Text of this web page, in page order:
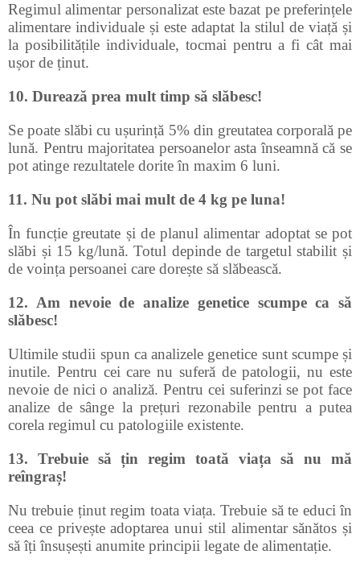
Regimul alimentar personalizat este bazat pe preferințele
alimentare individuale și este adaptat la stilul de viață și
la posibilitățile individuale, tocmai pentru a fi cât mai
ușor de ținut.
10. Durează prea mult timp să slăbesc!
Se poate slăbi cu ușurință 5% din greutatea corporală pe
lună. Pentru majoritatea persoanelor asta înseamnă că se
pot atinge rezultatele dorite în maxim 6 luni.
11. Nu pot slăbi mai mult de 4 kg pe luna!
În funcție greutate și de planul alimentar adoptat se pot
slăbi și 15 kg/lună. Totul depinde de targetul stabilit și
de voința persoanei care dorește să slăbească.
12. Am nevoie de analize genetice scumpe ca să
slăbesc!
Ultimile studii spun ca analizele genetice sunt scumpe și
inutile. Pentru cei care nu suferă de patologii, nu este
nevoie de nici o analiză. Pentru cei suferinzi se pot face
analize de sânge la prețuri rezonabile pentru a putea
corela regimul cu patologiile existente.
13. Trebuie să țin regim toată viața să nu mă
reîngraș!
Nu trebuie ținut regim toata viața. Trebuie să te educi în
ceea ce privește adoptarea unui stil alimentar sănătos și
să îți însușești anumite principii legate de alimentație.